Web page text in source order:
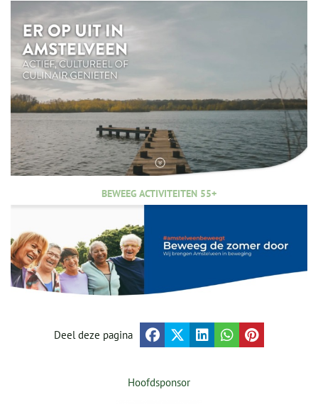
BEWEEG ACTIVITEITEN 55+
Deel deze pagina
Hoofdsponsor